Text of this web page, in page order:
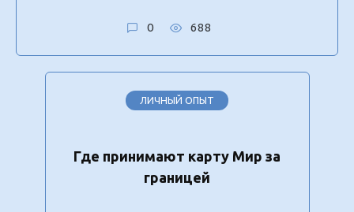
0 688
ЛИЧНЫЙ ОПЫТ
Где принимают карту Мир за
границей